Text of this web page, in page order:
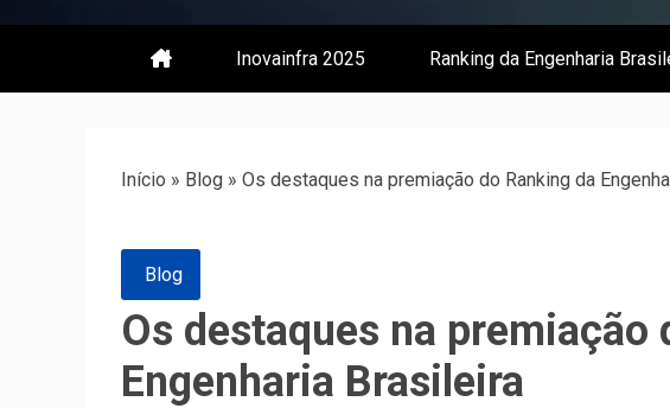
Revista | O
Inovainfra 2025 Ranking da Engenharia
Início » Blog » Os destaques na premiação do Ranking da
Blog
Os destaques na premiação
Engenharia Brasileira